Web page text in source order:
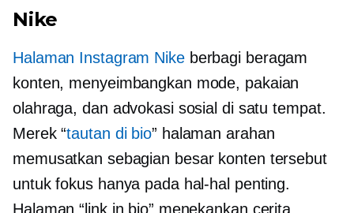
Nike
Halaman Instagram Nikeberbagi beragam
konten, menyeimbangkan mode, pakaian
olahraga, dan advokasi sosial di satu tempat.
Merek “tautan di bio” halaman arahan
memusatkan sebagian besar konten tersebut
untuk fokus hanya pada hal-hal penting.
Halaman “link in bio” menekankan cerita